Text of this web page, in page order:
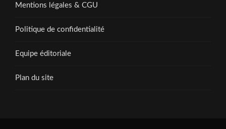
Mentions légales & CGU
Politique de confidentialité
Equipe éditoriale
Plan du site